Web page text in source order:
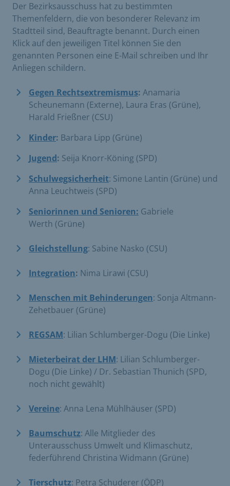
Der Bezirksausschuss hat zu bestimmten
Themenfeldern, die von besonderer Relevanz im
Stadtteil sind, Beauftragte benannt. Durch einen
Klick auf den jeweiligen Titel können Sie den
genannten Personen eine E-Mail schreiben und Ihr
Anliegen schildern.
Gegen Rechtsextremismus: Anamaria
Scheunemann (Externe), Laura Eras (Grüne),
Harald Frießner (CSU)
Kinder: Barbara Lipp (Grüne)
Jugend: Seija Knorr-Köning (SPD)
Schulwegsicherheit: Simone Lantin (Grüne) und
Anna Leuchtweis (SPD)
Seniorinnen und Senioren: Gabriele
Werth (Grüne)
Gleichstellung: Sabine Nasko (CSU)
Integration: Nima Lirawi (CSU)
Menschen mit Behinderungen: Sonja Altmann-
Zehetbauer (Grüne)
REGSAM: Lilian Schlumberger-Dogu (Die Linke)
Mieterbeirat der LHM: Lilian Schlumberger-
Dogu (Die Linke) / Dr. Sebastian Thunich (SPD,
noch nicht gewählt)
Vereine: Anna Lena Mühlhäuser (SPD)
Baumschutz: Alle Mitglieder des
Unterausschuss Umwelt und Klimaschutz,
federführend Christina Widmann (Grüne)
Tierschutz: Petra Schuderer (ÖDP)